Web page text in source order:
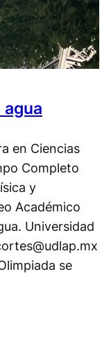
en Ciencias
Completo
y
Académico
Universidad
se